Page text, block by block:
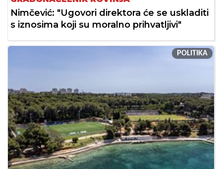
Nimčević: "Ugovori direktora će se uskladiti
s iznosima koji su moralno prihvatljivi"
POLITIKA